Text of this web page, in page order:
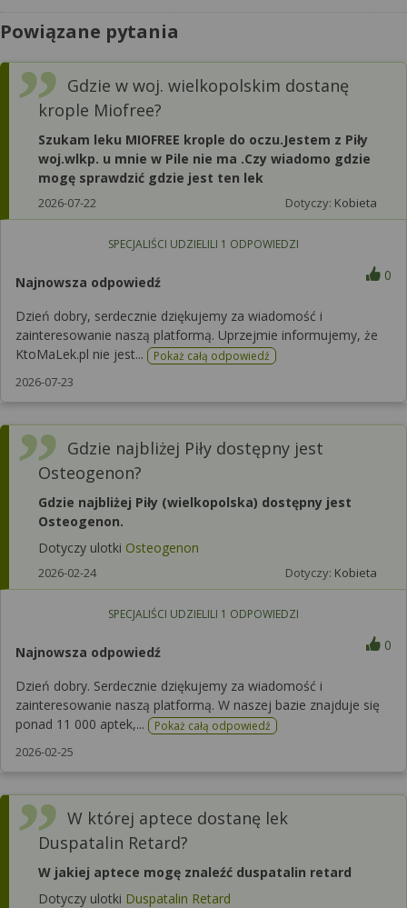
Powiązane pytania
Gdzie w woj. wielkopolskim dostanę
krople Miofree?
Szukam leku MIOFREE krople do oczu.Jestem z Piły
woj.wlkp. u mnie w Pile nie ma .Czy wiadomo gdzie
mogę sprawdzić gdzie jest ten lek
2026-07-22 Dotyczy: Kobieta
SPECJALIŚCI UDZIELILI 1 ODPOWIEDZI
Najnowsza odpowiedź 0
Dzień dobry, serdecznie dziękujemy za wiadomość i
zainteresowanie naszą platformą. Uprzejmie informujemy, że
KtoMaLek.pl nie jest...
Pokaż całą odpowiedź
2026-07-23
Gdzie najbliżej Piły dostępny jest
Osteogenon?
Gdzie najbliżej Piły (wielkopolska) dostępny jest
Osteogenon.
Dotyczy ulotki Osteogenon
2026-02-24 Dotyczy: Kobieta
SPECJALIŚCI UDZIELILI 1 ODPOWIEDZI
Najnowsza odpowiedź 0
Dzień dobry. Serdecznie dziękujemy za wiadomość i
zainteresowanie naszą platformą. W naszej bazie znajduje się
ponad 11 000 aptek,...
Pokaż całą odpowiedź
2026-02-25
W której aptece dostanę lek
Duspatalin Retard?
W jakiej aptece mogę znaleźć duspatalin retard
Dotyczy ulotki Duspatalin Retard